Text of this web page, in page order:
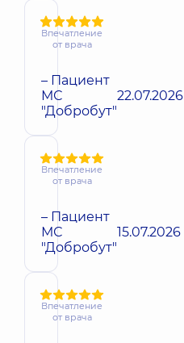
Впечатление
от врача
– Пациент
МС
"Добробут"
22.07.2026
Впечатление
от врача
– Пациент
МС
"Добробут"
15.07.2026
Впечатление
от врача